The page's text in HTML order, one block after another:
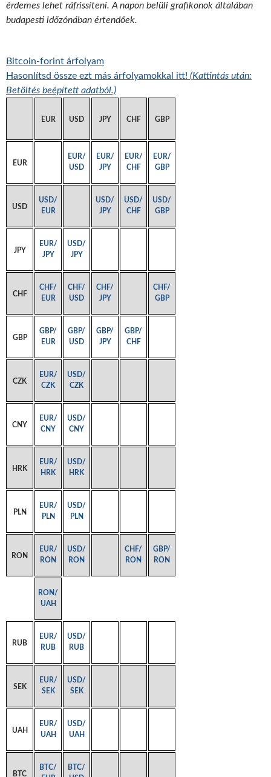
érdemes lehet ráfrissíteni. A napon belüli grafikonok általában
budapesti időzónában értendőek.
Bitcoin-forint árfolyam
Hasonlítsd össze ezt más árfolyamokkal itt! (Kattintás után:
Betöltés beépített adatból.)
EUR USD JPY CHF GBP
EUR
EUR/
USD
EUR/
JPY
EUR/
CHF
EUR/
GBP
USD
USD/
EUR
USD/
JPY
USD/
CHF
USD/
GBP
JPY
EUR/
JPY
USD/
JPY
CHF
CHF/
EUR
CHF/
USD
CHF/
JPY
CHF/
GBP
GBP
GBP/
EUR
GBP/
USD
GBP/
JPY
GBP/
CHF
CZK
EUR/
CZK
USD/
CZK
CNY
EUR/
CNY
USD/
CNY
HRK
EUR/
HRK
USD/
HRK
PLN
EUR/
PLN
USD/
PLN
RON
EUR/
RON
USD/
RON
CHF/
RON
GBP/
RON
RON/
UAH
RUB
EUR/
RUB
USD/
RUB
SEK
EUR/
SEK
USD/
SEK
UAH
EUR/
UAH
USD/
UAH
BTC
BTC/
BTC/